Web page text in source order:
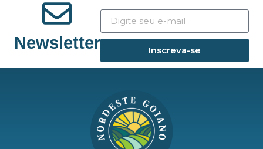
Newsletter Inscreva-se